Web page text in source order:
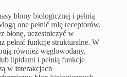
błony biologicznej i pełnią
one pełnić rolę receptorów,
błonę, uczestniczyć w
pełnić funkcje strukturalne. W
również węglowodany,
lipidami i pełnią funkcje
w interakcjach